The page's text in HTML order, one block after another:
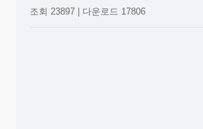
조회 23897 | 다운로드 17806